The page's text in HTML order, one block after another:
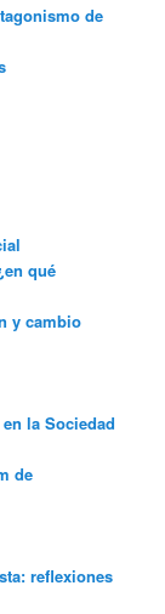
de
qué
y cambio
la Sociedad
de
reflexiones